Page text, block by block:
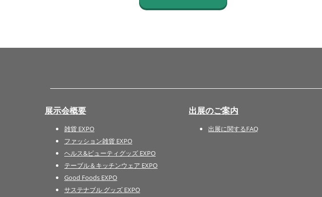
展示会概要
雑貨 EXPO
ファッション雑貨 EXPO
ヘルス&ビューティグッズ EXPO
テーブル＆キッチンウェア EXPO
Good Foods EXPO
サステナブル グッズ EXPO
出展のご案内
出展に関するFAQ